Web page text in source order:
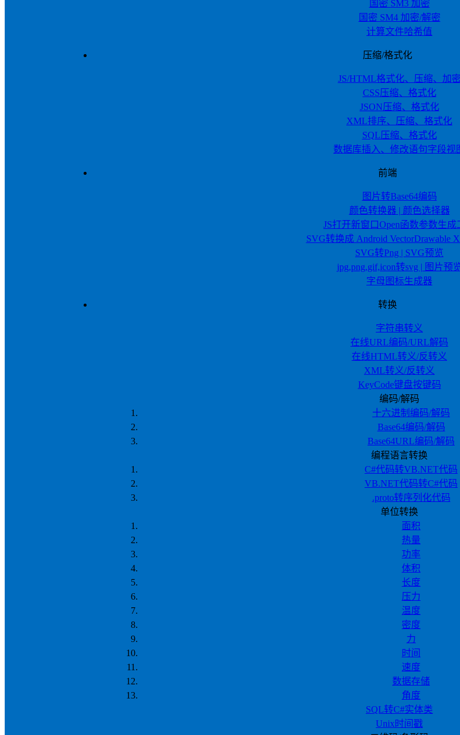
国密 SM3 加密
国密 SM4 加密/解密
计算文件哈希值
压缩/格式化
JS/HTML格式化、压缩、加密
CSS压缩、格式化
JSON压缩、格式化
XML排序、压缩、格式化
SQL压缩、格式化
数据库插入、修改语句字段视
前端
图片转Base64编码
颜色转换器 | 颜色选择器
JS打开新窗口Open函数参数生成
SVG转换成 Android VectorDrawable
SVG转Png | SVG预览
jpg,png,gif,icon转svg | 图片预
字母图标生成器
转换
字符串转义
在线URL编码/URL解码
在线HTML转义/反转义
XML转义/反转义
KeyCode键盘按键码
编码/解码
十六进制编码/解码
Base64编码/解码
Base64URL编码/解码
编程语言转换
C#代码转VB.NET代码
VB.NET代码转C#代码
.proto转序列化代码
单位转换
面积
热量
功率
体积
长度
压力
温度
密度
力
时间
速度
数据存储
角度
SQL转C#实体类
Unix时间戳